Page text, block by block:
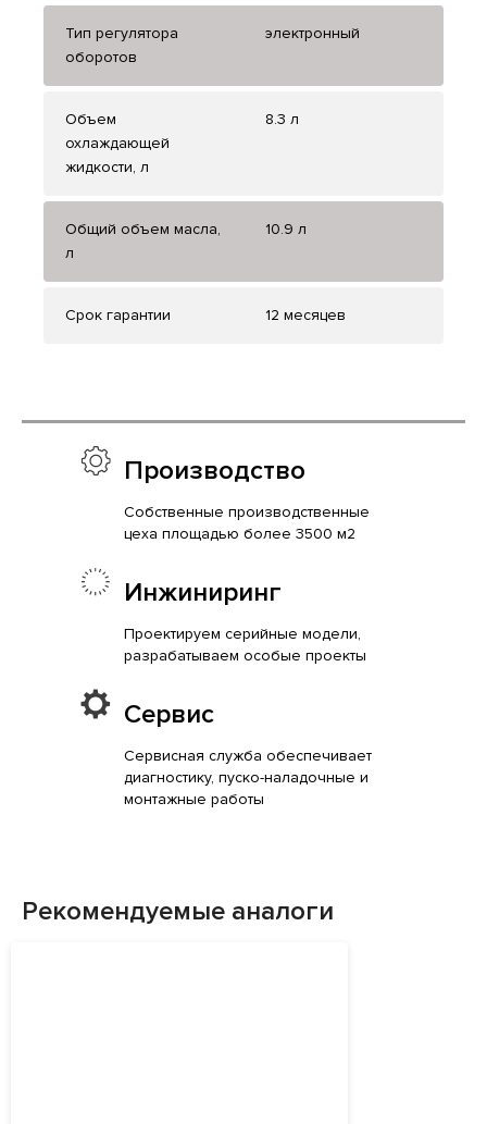
Тип регулятора
оборотов
электронный
Объем
охлаждающей
жидкости, л
8.3 л
Общий объем масла,
л
10.9 л
Срок гарантии 12 месяцев
Производство
Собственные производственные
цеха площадью более 3500 м2
Инжиниринг
Проектируем серийные модели,
разрабатываем особые проекты
Сервис
Сервисная служба обеспечивает
диагностику, пуско-наладочные и
монтажные работы
Рекомендуемые аналоги